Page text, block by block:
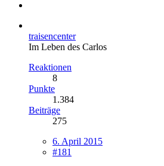
traisencenter
Im Leben des Carlos
Reaktionen
8
Punkte
1.384
Beiträge
275
6. April 2015
#181